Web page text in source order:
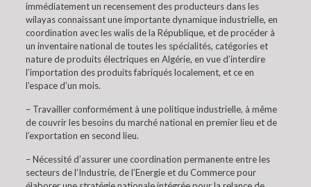
immédiatement un recensement des producteurs dans les
wilayas connaissant une importante dynamique industrielle, en
coordination avec les walis de la République, et de procéder à
un inventaire national de toutes les spécialités, catégories et
nature de produits électriques en Algérie, en vue d’interdire
l’importation des produits fabriqués localement, et ce en
l’espace d’un mois.
– Travailler conformément à une politique industrielle, à même
de couvrir les besoins du marché national en premier lieu et de
l’exportation en second lieu.
– Nécessité d’assurer une coordination permanente entre les
secteurs de l’Industrie, de l’Energie et du Commerce pour